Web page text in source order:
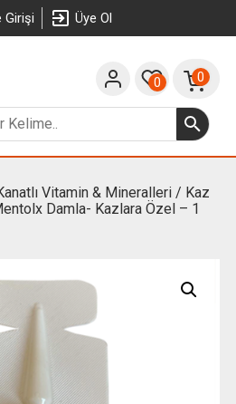
Girişi Üye Ol
0 0
Vitamin & Mineralleri/ Kaz
Damla- Kazlara Özel – 1